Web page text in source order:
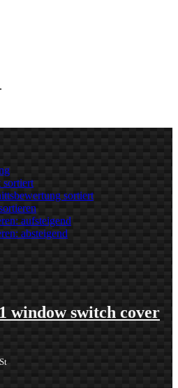
sortiert
sortiert
aufsteigend
absteigend
window switch cover